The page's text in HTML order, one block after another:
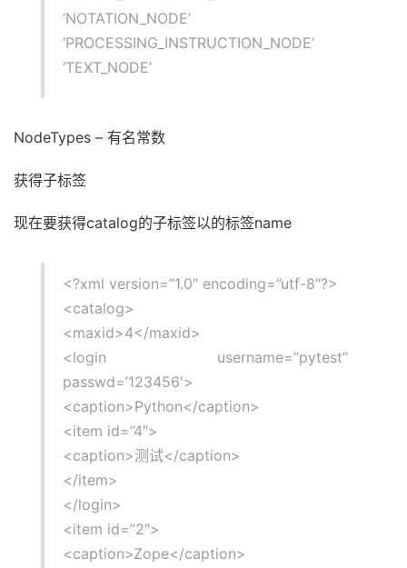
‘NOTATION_NODE’
‘PROCESSING_INSTRUCTION_NODE’
‘TEXT_NODE’
NodeTypes – 有名常数
获得子标签
现在要获得catalog的子标签以的标签name
<?xml version=”1.0″ encoding=”utf-8″?>
<catalog>
<maxid>4</maxid>
<login username=”pytest”
passwd=’123456′>
<caption>Python</caption>
<item id=”4″>
<caption>测试</caption>
</item>
</login>
<item id=”2″>
<caption>Zope</caption>